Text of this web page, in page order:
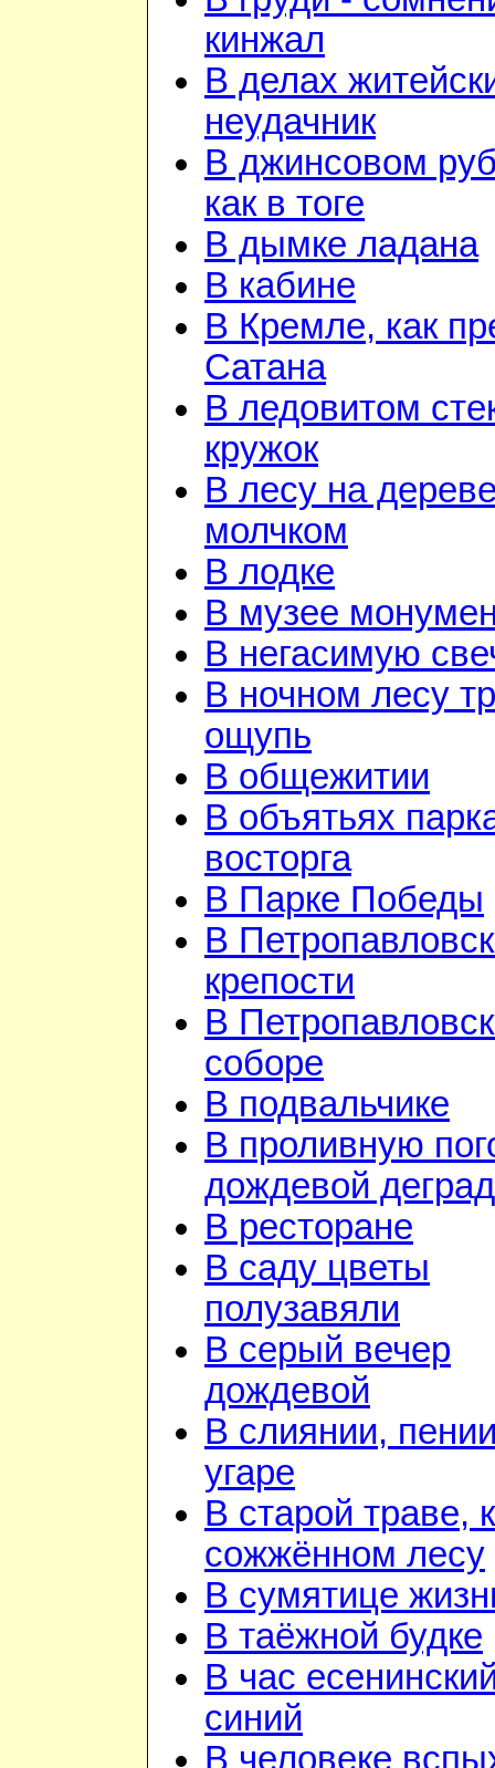
кинжал
В делах
неудачник
В джинсовом
как в тоге
В дымке ладана
В кабине
В Кремле, как
Сатана
В ледовитом
кружок
В лесу на
молчком
В лодке
В музее
В негасимую
В ночном лесу
ощупь
В общежитии
В объятьях
восторга
В Парке Победы
В
крепости
В
соборе
В подвальчике
В проливную
дождевой
В ресторане
В саду цветы
полузавяли
В серый вечер
дождевой
В слиянии,
угаре
В старой траве,
сожжённом лесу
В сумятице
В таёжной будке
В час
синий
В человеке